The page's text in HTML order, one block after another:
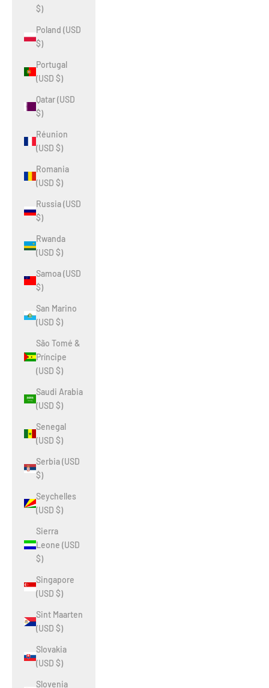
$)
Poland (USD
$)
Portugal
(USD $)
Qatar (USD
$)
Réunion
(USD $)
Romania
(USD $)
Russia (USD
$)
Rwanda
(USD $)
Samoa (USD
$)
San Marino
(USD $)
São Tomé &
Príncipe
(USD $)
Saudi Arabia
(USD $)
Senegal
(USD $)
Serbia (USD
$)
Seychelles
(USD $)
Sierra
Leone (USD
$)
Singapore
(USD $)
Sint Maarten
(USD $)
Slovakia
(USD $)
Slovenia